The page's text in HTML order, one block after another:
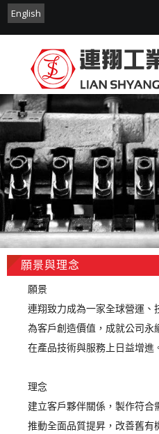
English
English
願景與理念
願景
連翔致力成為一家全球營運、
為客戶創造價值，成就公司永
在產品技術與服務上日益增進
理念
建立客戶夥伴關係，製作符合
推動全面品質提昇，改善舊有